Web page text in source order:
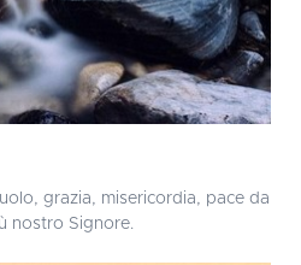
grazia, misericordia, pace da
nostro Signore.